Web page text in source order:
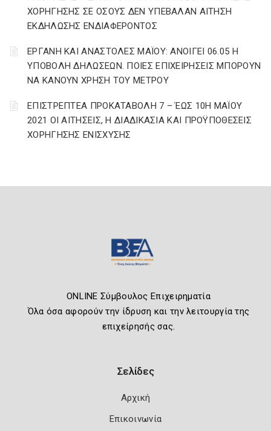
ΧΟΡΗΓΗΣΗΣ ΣΕ ΟΣΟΥΣ ΔΕΝ ΥΠΕΒΑΛΑΝ ΑΙΤΗΣΗ
ΕΚΔΗΛΩΣΗΣ ΕΝΔΙΑΦΕΡΟΝΤΟΣ
ΕΡΓΑΝΗ ΚΑΙ ΑΝΑΣΤΟΛΕΣ ΜΑΪΟΥ: ΑΝΟΙΓΕΙ 06.05 Η
ΥΠΟΒΟΛΗ ΔΗΛΩΣΕΩΝ. ΠΟΙΕΣ ΕΠΙΧΕΙΡΗΣΕΙΣ ΜΠΟΡΟΥΝ
ΝΑ ΚΑΝΟΥΝ ΧΡΗΣΗ ΤΟΥ ΜΕΤΡΟΥ
ΕΠΙΣΤΡΕΠΤΕΑ ΠΡΟΚΑΤΑΒΟΛΗ 7 – ΈΩΣ 10Η ΜΑΪΟΥ
2021 ΟΙ ΑΙΤΗΣΕΙΣ, Η ΔΙΑΔΙΚΑΣΙΑ ΚΑΙ ΠΡΟΫΠΟΘΕΣΕΙΣ
ΧΟΡΗΓΗΣΗΣ ΕΝΙΣΧΥΣΗΣ
ONLINE Σύμβουλος Επιχειρηματία
Όλα όσα αφορούν την ίδρυση και την λειτουργία της
επιχείρησής σας.
Σελίδες
Αρχική
Επικοινωνία